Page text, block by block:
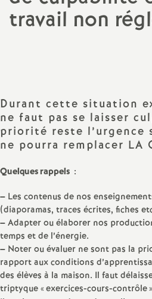
travail non
Durant cette situation
ne faut pas se laisser
priorité reste l’urgence
ne pourra remplacer LA
Quelques rappels :
– Les contenus de nos
(diaporamas, traces écrites, fiches
–Adapter ou élaborer nos
temps et de l’énergie.
– Noter ou évaluer ne sont pas la
rapport aux conditions
des élèves à la maison. Il faut
triptyque «exercices-cours-contrôle